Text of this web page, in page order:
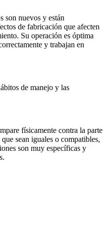
son nuevos y están
de fabricación que afecten
Su operación es óptima
y trabajan en
de manejo y las
físicamente contra la parte
sean iguales o compatibles,
son muy específicas y